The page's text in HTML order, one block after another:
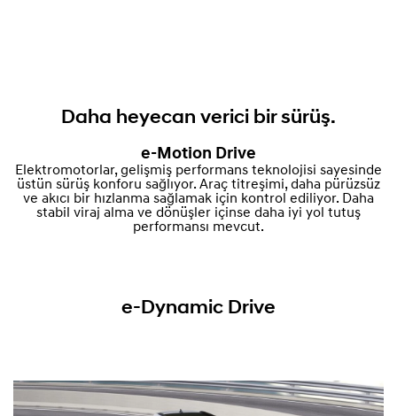
Daha heyecan verici bir sürüş.
e-Motion Drive
Elektromotorlar, gelişmiş performans teknolojisi sayesinde
üstün sürüş konforu sağlıyor. Araç titreşimi, daha pürüzsüz
ve akıcı bir hızlanma sağlamak için kontrol ediliyor. Daha
stabil viraj alma ve dönüşler içinse daha iyi yol tutuş
performansı mevcut.
e-Dynamic Drive